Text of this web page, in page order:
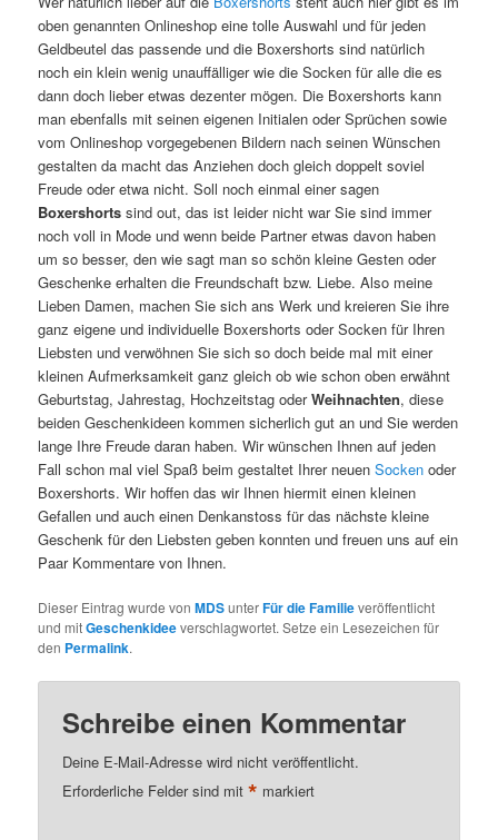
oben genannten Onlineshop eine tolle Auswahl und für jeden
Geldbeutel das passende und die Boxershorts sind natürlich
noch ein klein wenig unauffälliger wie die Socken für alle die es
dann doch lieber etwas dezenter mögen. Die Boxershorts kann
man ebenfalls mit seinen eigenen Initialen oder Sprüchen sowie
vom Onlineshop vorgegebenen Bildern nach seinen Wünschen
gestalten da macht das Anziehen doch gleich doppelt soviel
Freude oder etwa nicht. Soll noch einmal einer sagen
Boxershorts sind out, das ist leider nicht war Sie sind immer
noch voll in Mode und wenn beide Partner etwas davon haben
um so besser, den wie sagt man so schön kleine Gesten oder
Geschenke erhalten die Freundschaft bzw. Liebe. Also meine
Lieben Damen, machen Sie sich ans Werk und kreieren Sie ihre
ganz eigene und individuelle Boxershorts oder Socken für Ihren
Liebsten und verwöhnen Sie sich so doch beide mal mit einer
kleinen Aufmerksamkeit ganz gleich ob wie schon oben erwähnt
Geburtstag, Jahrestag, Hochzeitstag oderWeihnachten, diese
beiden Geschenkideen kommen sicherlich gut an und Sie werden
lange Ihre Freude daran haben. Wir wünschen Ihnen auf jeden
Fall schon mal viel Spaß beim gestaltet Ihrer neuenSocken oder
Boxershorts. Wir hoffen das wir Ihnen hiermit einen kleinen
Gefallen und auch einen Denkanstoss für das nächste kleine
Geschenk für den Liebsten geben konnten und freuen uns auf ein
Paar Kommentare von Ihnen.
Dieser Eintrag wurde vonMDSunterFür die Familieveröffentlicht
und mitGeschenkideeverschlagwortet. Setze ein Lesezeichen für
den Permalink.
Schreibe einen Kommentar
Deine E-Mail-Adresse wird nicht veröffentlicht.
Erforderliche Felder sind mit* markiert